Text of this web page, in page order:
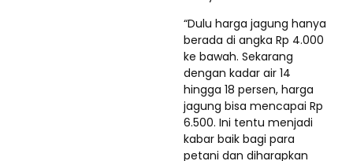
“Dulu harga jagung hanya
berada di angka Rp 4.000
ke bawah. Sekarang
dengan kadar air 14
hingga 18 persen, harga
jagung bisa mencapai Rp
6.500. Ini tentu menjadi
kabar baik bagi para
petani dan diharapkan